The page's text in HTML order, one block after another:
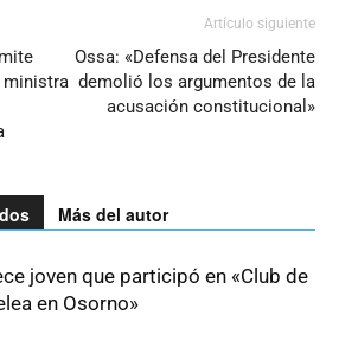
ministra
Artículo siguiente
Ossa: «Defensa del Presidente
demolió los argumentos de la
acusación constitucional»
Más del autor
joven que participó en «Club de
en Osorno»